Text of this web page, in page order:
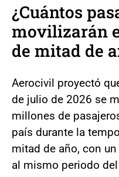
¿Cuántos
movilizarán
de mitad de
Aerocivil proyectó
de julio de 2026 se
millones de
país durante la
mitad de año, con
al mismo periodo